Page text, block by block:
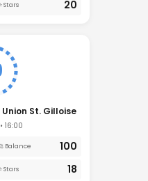
Stars 20
Union St. Gilloise
16:00
Balance 100
Stars 18